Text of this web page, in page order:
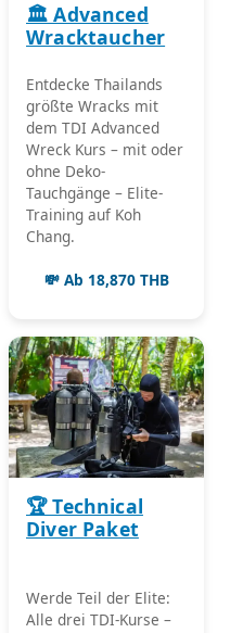
🏛️ Advanced
Wracktaucher
Entdecke Thailands
größte Wracks mit
dem TDI Advanced
Wreck Kurs – mit oder
ohne Deko-
Tauchgänge – Elite-
Training auf Koh
Chang.
💸 Ab 18,870 THB
🏆 Technical
Diver Paket
Werde Teil der Elite:
Alle drei TDI-Kurse –